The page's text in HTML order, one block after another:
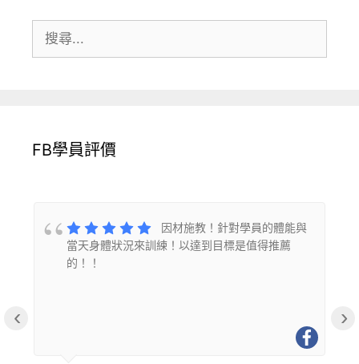
尋:
FB學員評價
因材施教！針對學員的體能與
當天身體狀況來訓練！以達到目標是值得推薦
的！！
‹ ›